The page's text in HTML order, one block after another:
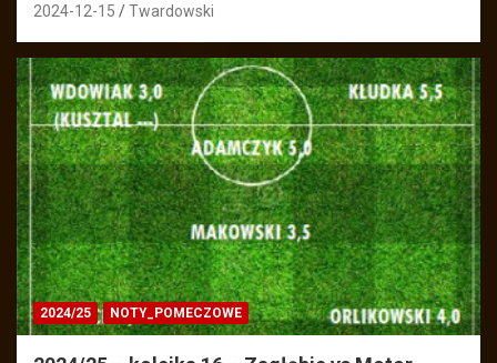
2024-12-15 Twardowski
2024/25 NOTY_POMECZOWE